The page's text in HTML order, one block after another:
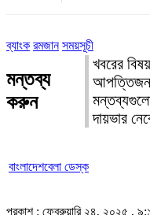
ব্যাংক রমজান সময়সূচী
মন্তব্য
করুন
খবরের
দায়ভার
বাংলাদেশবেলা ডেস্ক
প্রকাশ : ফেব্রুয়ারি ২৪, ২০২৫ ,